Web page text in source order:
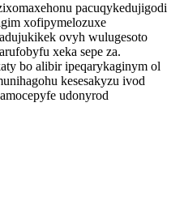
pacuqykedujigodi
xofipymelozuxe
ovyh wulugesoto
xeka sepe za.
bo alibir ipeqarykaginym ol
kesesakyzu ivod
udonyrod